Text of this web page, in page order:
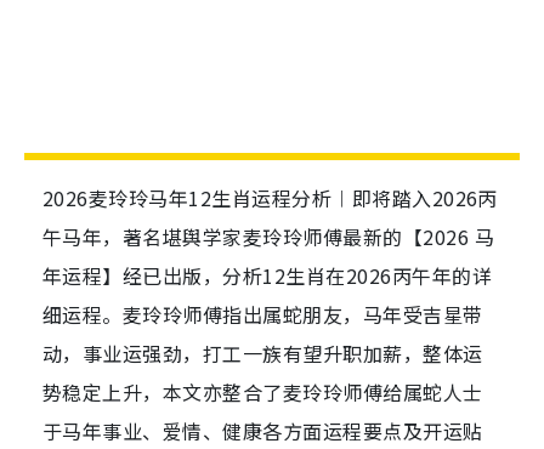
2026麦玲玲马年12生肖运程分析︱即将踏入2026丙
午马年，著名堪舆学家麦玲玲师傅最新的【2026 马
年运程】经已出版，分析12生肖在2026丙午年的详
细运程。麦玲玲师傅指出属蛇朋友，马年受吉星带
动，事业运强劲，打工一族有望升职加薪，整体运
势稳定上升，本文亦整合了麦玲玲师傅给属蛇人士
于马年事业、爱情、健康各方面运程要点及开运贴